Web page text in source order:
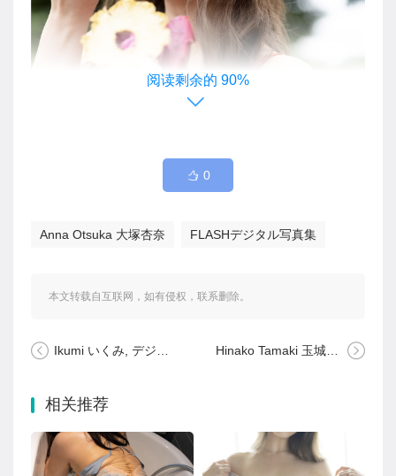
90%
0
Anna Otsuka 大塚杏奈 FLASHデジタル写真集
本文转载自互联网，如有侵权，联系删除。
Ikumi いくみ, デジタル写真集 Fantia 2025年01月合集 Set.05 Hinako Tamaki 玉城ひなこ, Minisuka.tv [b_gen_ppv01_tamaki_h14]
相关推荐